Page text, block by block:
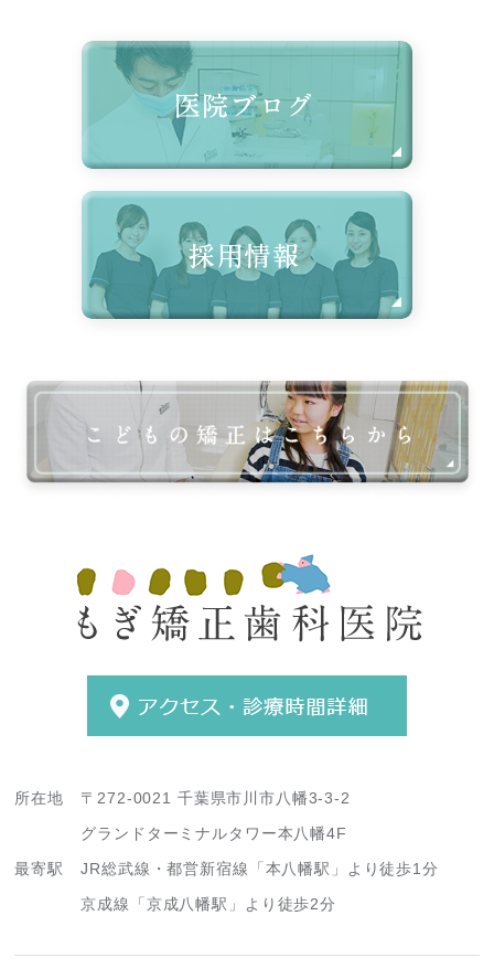
所在地
〒272-0021 千葉県市川市八幡3-3-2
グランドターミナルタワー本八幡4F
最寄駅
JR総武線・都営新宿線「本八幡駅」より徒歩1分
京成線「京成八幡駅」より徒歩2分